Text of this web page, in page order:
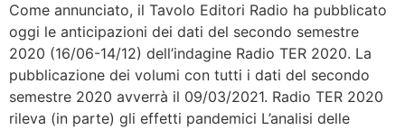
Come annunciato, il Tavolo Editori Radio ha pubblicato
oggi le anticipazioni dei dati del secondo semestre
2020 (16/06-14/12) dell’indagine Radio TER 2020. La
pubblicazione dei volumi con tutti i dati del secondo
semestre 2020 avverrà il 09/03/2021. Radio TER 2020
rileva (in parte) gli effetti pandemici L’analisi delle